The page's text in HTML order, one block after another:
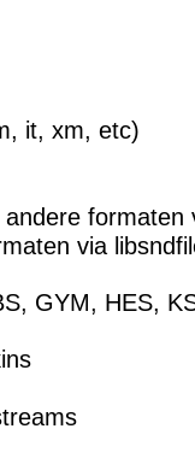
it, xm, etc)
formaten
via
GYM, HES,